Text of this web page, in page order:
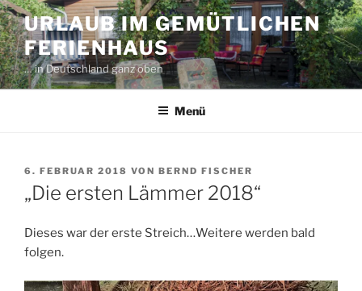
Zum
Inhalt
springen
URLAUB IM GEMÜTLICHEN
FERIENHAUS
… in Deutschland ganz oben
Menü
VERÖFFENTLICHT
AM
6. FEBRUAR 2018 VON BERND FISCHER
„Die ersten Lämmer 2018“
Dieses war der erste Streich…Weitere werden bald
folgen.